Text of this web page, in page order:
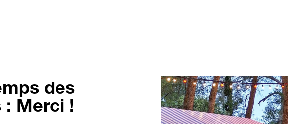
des
: Merci !